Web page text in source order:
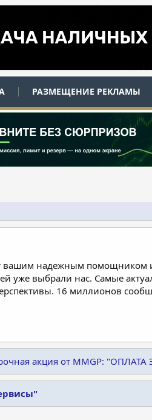
РАЗМЕЩЕНИЕ РЕКЛАМЫ
вашим надежным
уже выбрали нас. Самые
16 миллионов
акция от MMGP: